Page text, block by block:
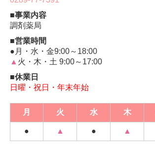
■事業内容
調剤薬局
■営業時間
●月・水・金9:00～18:00
▲ 火・木・土 9:00～17:00
■休業日
日曜・祝日・ 年末年始
月 火 水 木
● ▲ ● ▲